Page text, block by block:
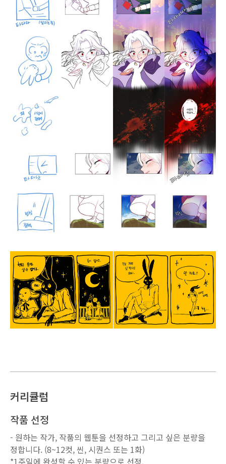
커리큘럼
작품 선정
- 원하는 작가, 작품의 웹툰을 선정하고 그리고 싶은 분량을
정합니다. (8~12컷, 씬, 시퀀스 또는 1화)
*1주일에 완성할 수 있는 분량으로 선정.